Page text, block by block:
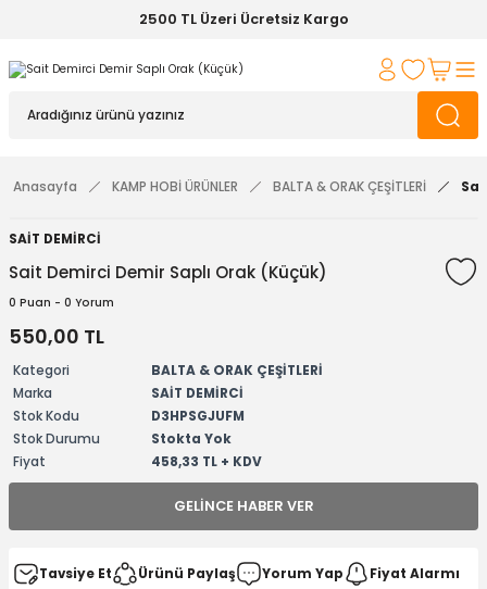
2500 TL Üzeri Ücretsiz Kargo
Anasayfa KAMP HOBİ ÜRÜNLER BALTA & ORAK ÇEŞİTLERİ
SAİT DEMİRCİ
Sait Demirci Demir Saplı Orak (Küçük)
0 Puan - 0 Yorum
550,00 TL
Kategori
BALTA & ORAK ÇEŞİTLERİ
Marka
SAİT DEMİRCİ
Stok Kodu
D3HPSGJUFM
Stok Durumu
Stokta Yok
Fiyat
458,33 TL + KDV
GELINCE HABER VER
Tavsiye Et Ürünü Paylaş Yorum Yap Fiyat Alarmı